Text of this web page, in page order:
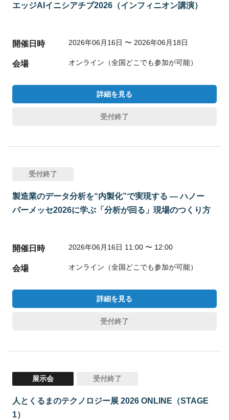
エッジAIイニシアチブ2026（インフィニオン講演）
開催日時 2026年06月16日 〜 2026年06月18日
会場 オンライン（全国どこでも参加が可能）
詳細を見る
受付終了
受付終了
製造業のデータ分析を“内製化”で実現する ― ハノー
バーメッセ2026に学ぶ「分析が回る」現場のつくり方
開催日時 2026年06月16日 11:00 〜 12:00
会場 オンライン（全国どこでも参加が可能）
詳細を見る
受付終了
展示会 受付終了
人とくるまのテクノロジー展 2026 ONLINE（STAGE
1）